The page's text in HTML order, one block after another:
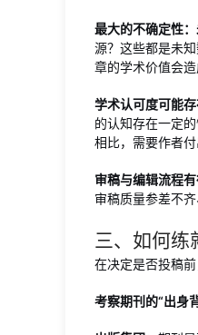
最大的不确定性
源？这些都是未
章的学术价值会造
学术认可度可能存
的认知存在一定
相比，需要作者付
审稿与编辑流程
审稿质量参差不
三、如何练
在决定是否投稿
考察期刊的“出身